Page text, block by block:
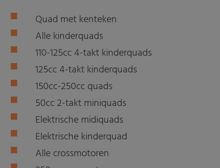
Quad met kenteken
Alle kinderquads
110-125cc 4-takt kinderquads
125cc 4-takt kinderquads
150cc-250cc quads
50cc 2-takt miniquads
Elektrische midiquads
Elektrische kinderquad
Alle crossmotoren